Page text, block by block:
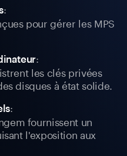
:
pour gérer les MPS
:
les clés privées
disques à état solide.
:
fournissent un
l'exposition aux